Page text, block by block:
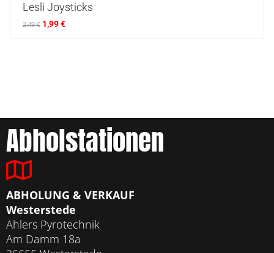
Lesli Joysticks
2,49€ 1,99€
Abholstationen
ABHOLUNG & VERKAUF
Westerstede
Ahlers Pyrotechnik
Am Damm 18a